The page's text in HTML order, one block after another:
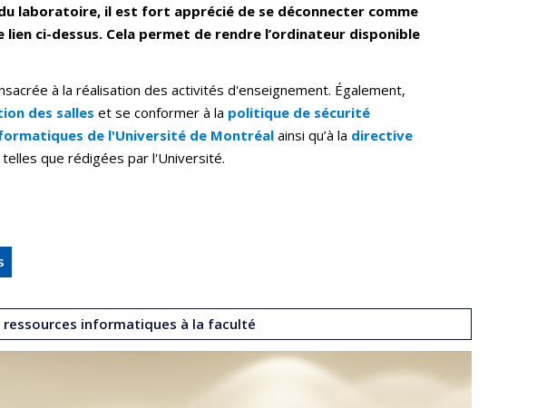
laboratoire, il est fort apprécié de se déconnecter comme
ci-dessus. Cela permet de rendre l’ordinateur disponible
à la réalisation des activités d'enseignement. Également,
des salles et se conformer à la politique de sécurité
de l'Université de Montréal ainsi qu’à la directive
telles que rédigées par l'Université.
informatiques à la faculté